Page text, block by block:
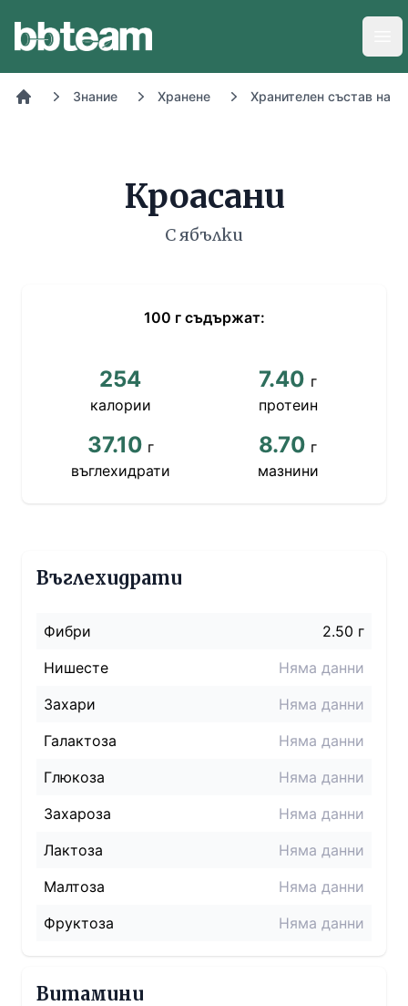
Знание Хранене Хранителен състав на
Кроасани
С ябълки
100 г съдържат:
254
калории
7.40 г
протеин
37.10 г
въглехидрати
8.70 г
мазнини
Въглехидрати
Фибри
2.50 г
Нишесте
Няма данни
Захари
Няма данни
Галактоза
Няма данни
Глюкоза
Няма данни
Захароза
Няма данни
Лактоза
Няма данни
Малтоза
Няма данни
Фруктоза
Няма данни
Витамини